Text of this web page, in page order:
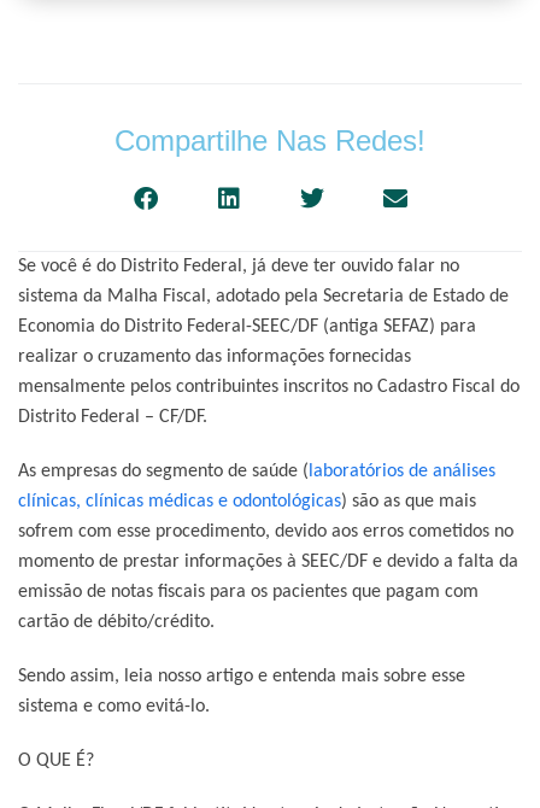
Compartilhe Nas Redes!
Se você é do Distrito Federal, já deve ter ouvido falar no
sistema da Malha Fiscal, adotado pela Secretaria de Estado de
Economia do Distrito Federal-SEEC/DF (antiga SEFAZ) para
realizar o cruzamento das informações fornecidas
mensalmente pelos contribuintes inscritos no Cadastro Fiscal do
Distrito Federal – CF/DF.
As empresas do segmento de saúde ( laboratórios de análises
clínicas, clínicas médicas e odontológicas) são as que mais
sofrem com esse procedimento, devido aos erros cometidos no
momento de prestar informações à SEEC/DF e devido a falta da
emissão de notas fiscais para os pacientes que pagam com
cartão de débito/crédito.
Sendo assim, leia nosso artigo e entenda mais sobre esse
sistema e como evitá-lo.
O QUE É?